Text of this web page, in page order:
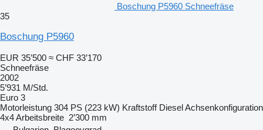
Boschung P5960 Schneefräse
35
Boschung P5960
EUR 35’500 ≈ CHF 33’170
Schneefräse
2002
5’931 M/Std.
Euro 3
Motorleistung 304 PS (223 kW) Kraftstoff DieselAchsenkonfiguration
4x4Arbeitsbreite 2’300 mm